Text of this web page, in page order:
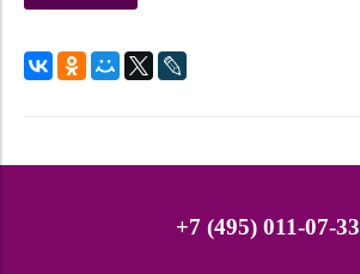
+7 (495) 011-07-33